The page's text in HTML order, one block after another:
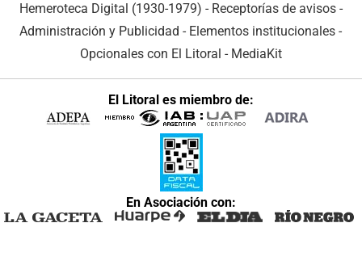
Hemeroteca Digital (1930-1979) - Receptorías de avisos -
Administración y Publicidad - Elementos institucionales -
Opcionales con El Litoral - MediaKit
El Litoral es miembro de:
En Asociación con: